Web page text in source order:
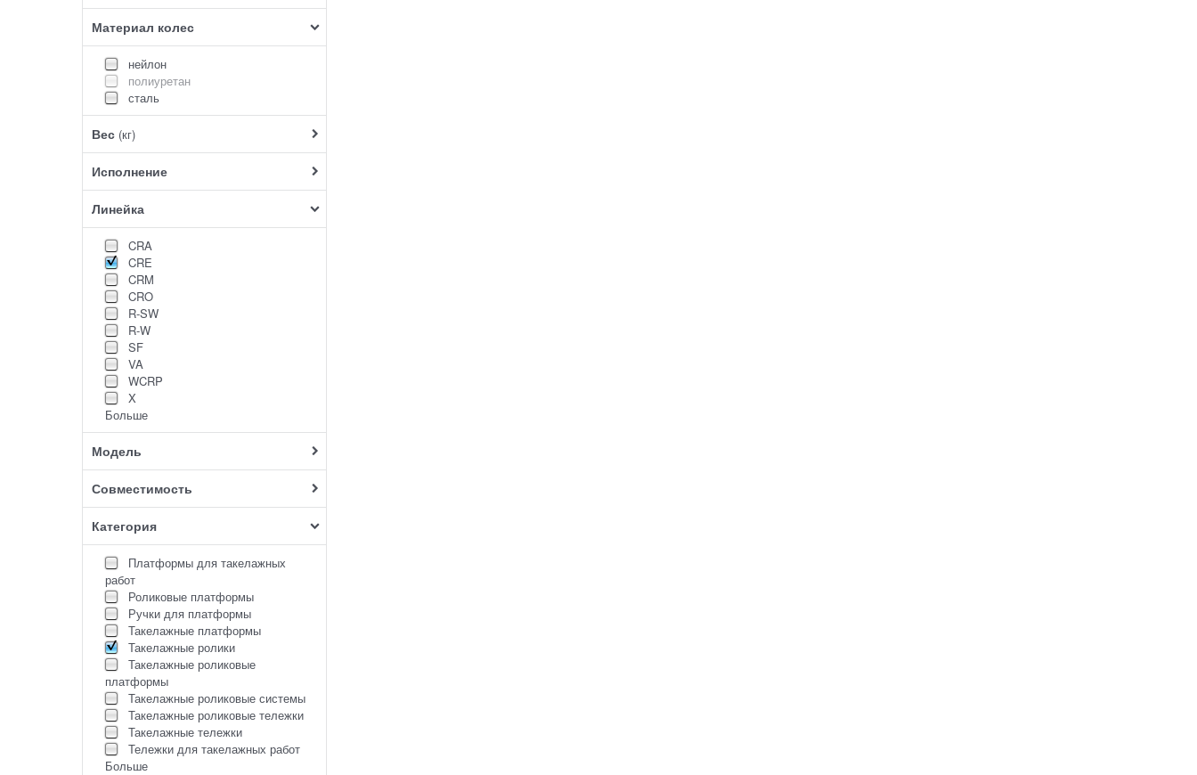
Материал колес
нейлон
полиуретан
сталь
Вес (кг)
Исполнение
Линейка
CRA
CRE
CRM
CRO
R-SW
R-W
SF
VA
WCRP
X
Больше
Модель
Совместимость
Категория
Платформы для такелажных
работ
Роликовые платформы
Ручки для платформы
Такелажные платформы
Такелажные ролики
Такелажные роликовые
платформы
Такелажные роликовые системы
Такелажные роликовые тележки
Такелажные тележки
Тележки для такелажных работ
Больше